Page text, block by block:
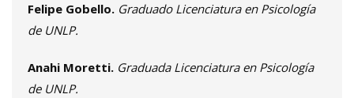
Felipe Gobello. Graduado Licenciatura en Psicología
de UNLP.
Anahi Moretti. Graduada Licenciatura en Psicología
de UNLP.